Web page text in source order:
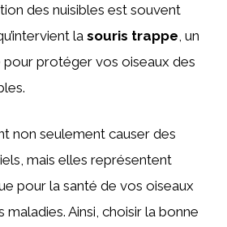
des nuisibles est souvent
lasouris trappe , un
pour protéger vos oiseaux des
non seulement causer des
mais elles représentent
pour la santé de vos oiseaux
maladies. Ainsi, choisir la bonne